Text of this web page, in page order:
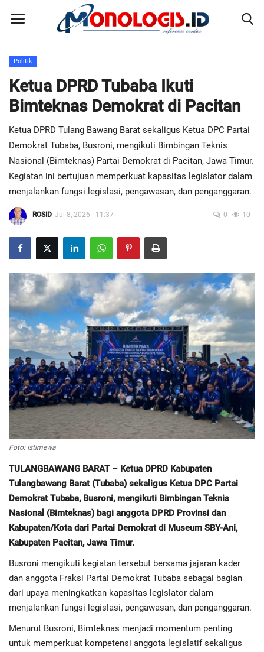
Home
Kontak
Disclaimer
Susunan Redaksi
Galeri
Regional
Pendidikan
Ekonomi
Olahraga
Wisata
Politik
Hukum & Kriminal
Internasional
Advertorial
Monologis TV
Kopilogis
Politik
Ketua DPRD Tubaba Ikuti
Bimteknas Demokrat di Pacitan
Ketua DPRD Tulang Bawang Barat sekaligus Ketua DPC Partai
Demokrat Tubaba, Busroni, mengikuti Bimbingan Teknis
Nasional (Bimteknas) Partai Demokrat di Pacitan, Jawa Timur.
Kegiatan ini bertujuan memperkuat kapasitas legislator dalam
menjalankan fungsi legislasi, pengawasan, dan penganggaran.
ROSID Jul 8, 2026 - 11:37 0 10
Foto: Istimewa
TULANGBAWANG BARAT – Ketua DPRD Kabupaten
Tulangbawang Barat (Tubaba) sekaligus Ketua DPC Partai
Demokrat Tubaba, Busroni, mengikuti Bimbingan Teknis
Nasional (Bimteknas) bagi anggota DPRD Provinsi dan
Kabupaten/Kota dari Partai Demokrat di Museum SBY-Ani,
Kabupaten Pacitan, Jawa Timur.
Busroni mengikuti kegiatan tersebut bersama jajaran kader
dan anggota Fraksi Partai Demokrat Tubaba sebagai bagian
dari upaya meningkatkan kapasitas legislator dalam
menjalankan fungsi legislasi, pengawasan, dan penganggaran.
Menurut Busroni, Bimteknas menjadi momentum penting
untuk memperkuat kompetensi anggota legislatif sekaligus